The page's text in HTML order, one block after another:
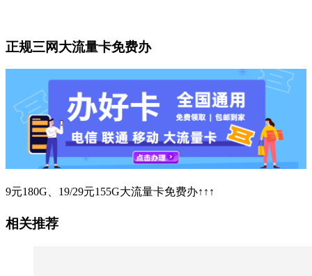
正规三网大流量卡免费办
9元180G、19/29元155G大流量卡免费办↑↑↑
相关推荐